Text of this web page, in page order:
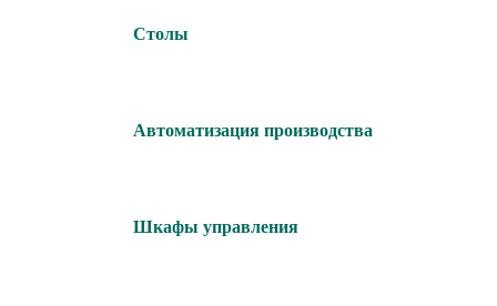
Столы
Автоматизация производства
Шкафы управления